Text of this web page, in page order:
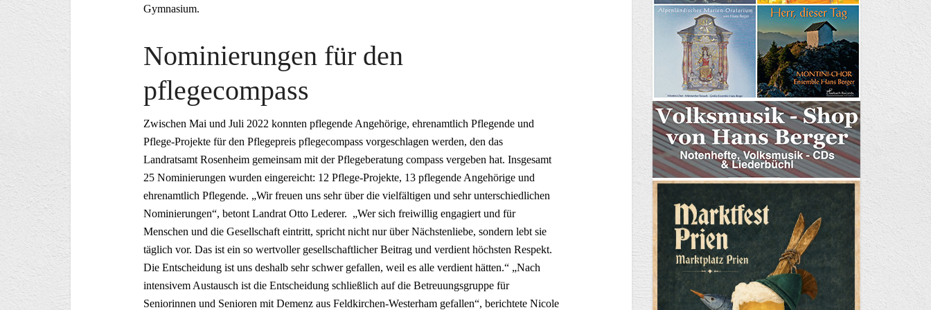
Gymnasium.
Nominierungen für den
pflegecompass
Zwischen Mai und Juli 2022 konnten pflegende Angehörige, ehrenamtlich Pflegende und
Pflege-Projekte für den Pflegepreis pflegecompass vorgeschlagen werden, den das
Landratsamt Rosenheim gemeinsam mit der Pflegeberatung compass vergeben hat. Insgesamt
25 Nominierungen wurden eingereicht: 12 Pflege-Projekte, 13 pflegende Angehörige und
ehrenamtlich Pflegende. „Wir freuen uns sehr über die vielfältigen und sehr unterschiedlichen
Nominierungen“, betont Landrat Otto Lederer. „Wer sich freiwillig engagiert und für
Menschen und die Gesellschaft eintritt, spricht nicht nur über Nächstenliebe, sondern lebt sie
täglich vor. Das ist ein so wertvoller gesellschaftlicher Beitrag und verdient höchsten Respekt.
Die Entscheidung ist uns deshalb sehr schwer gefallen, weil es alle verdient hätten.“ „Nach
intensivem Austausch ist die Entscheidung schließlich auf die Betreuungsgruppe für
Seniorinnen und Senioren mit Demenz aus Feldkirchen-Westerham gefallen“, berichtete Nicole